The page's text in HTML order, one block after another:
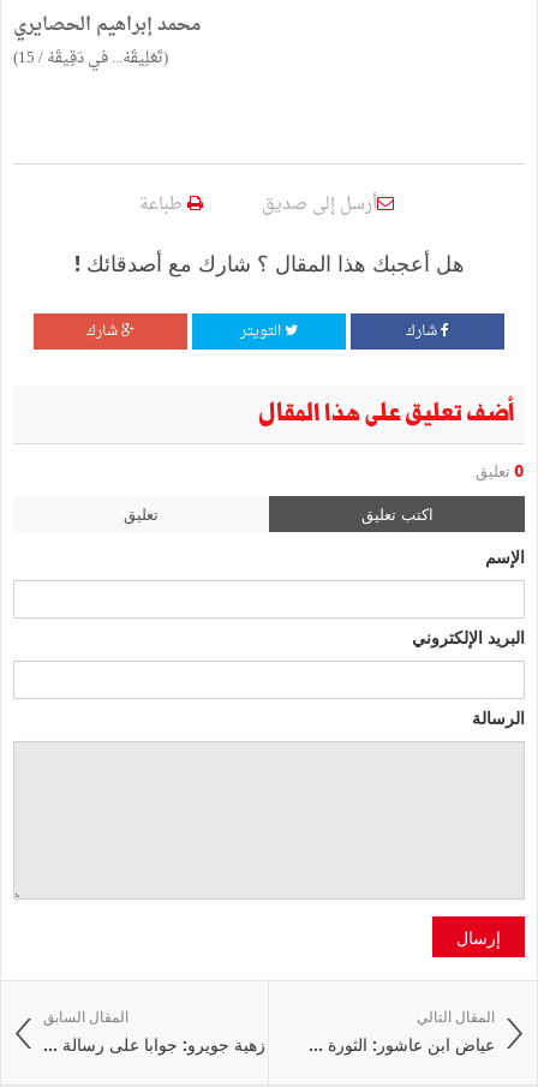
محمد إبراهيم الحصايري
(تَعْلِيقَهْ... في دَقِيقَهْ / 15)
أرسل إلى صديق طباعة
هل أعجبك هذا المقال ؟ شارك مع أصدقائك !
شارك التويتر شارك
أضف تعليق على هذا المقال
0 تعليق
اكتب تعليق تعليق
الإسم
البريد الإلكتروني
الرسالة
إرسال
المقال السابق
زهية جويرو: جوابا على رسالة ...
المقال التالي
عياض ابن عاشور: الثورة ...